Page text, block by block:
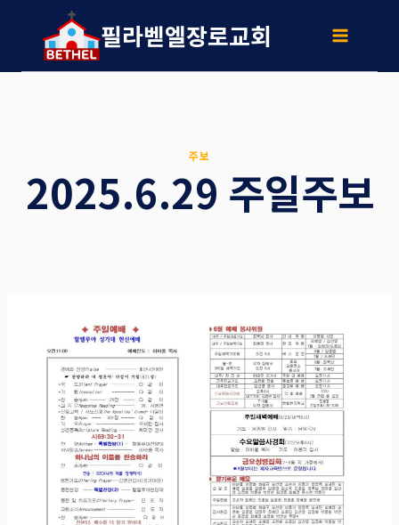
content
필라벧엘장로교회
주보
2025.6.29 주일주보